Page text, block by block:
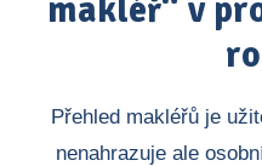
makléř“ v
Přehled makléřů je
nenahrazuje ale